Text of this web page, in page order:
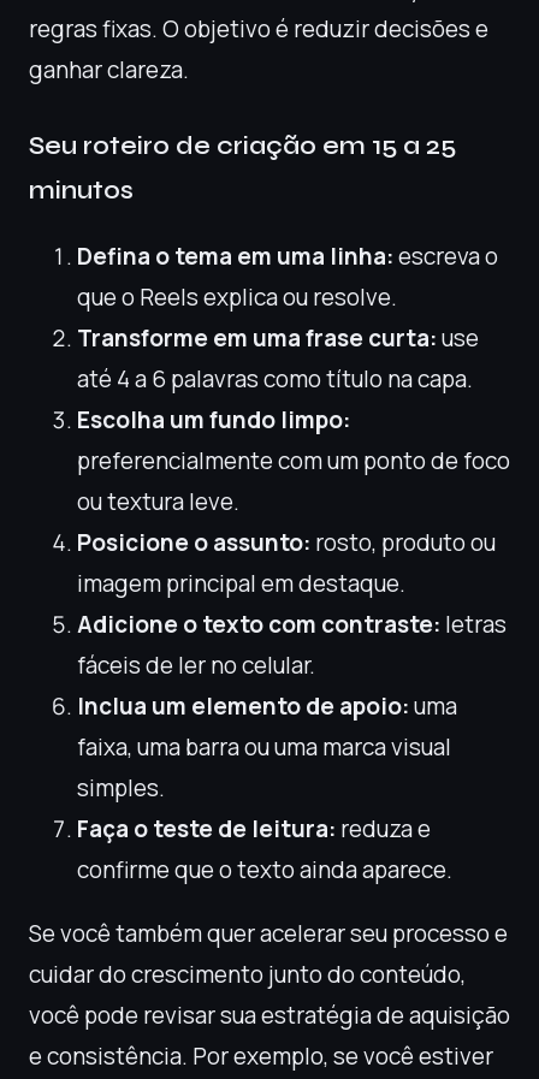
regras fixas. O objetivo é reduzir decisões e
ganhar clareza.
Seu roteiro de criação em 15 a 25
minutos
Defina o tema em uma linha:escreva o
que o Reels explica ou resolve.
Transforme em uma frase curta:use
até 4 a 6 palavras como título na capa.
Escolha um fundo limpo:
preferencialmente com um ponto de foco
ou textura leve.
Posicione o assunto: rosto, produto ou
imagem principal em destaque.
Adicione o texto com contraste: letras
fáceis de ler no celular.
Inclua um elemento de apoio:uma
faixa, uma barra ou uma marca visual
simples.
Faça o teste de leitura: reduza e
confirme que o texto ainda aparece.
Se você também quer acelerar seu processo e
cuidar do crescimento junto do conteúdo,
você pode revisar sua estratégia de aquisição
e consistência. Por exemplo, se você estiver